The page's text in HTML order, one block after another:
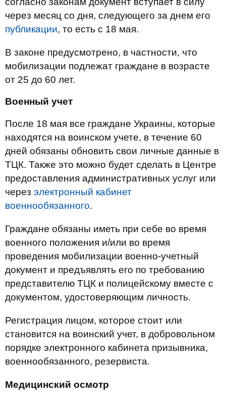
через месяц со дня, следующего за днем его
публикации, то есть с 18 мая.
В законе предусмотрено, в частности, что
мобилизации подлежат граждане в возрасте
от 25 до 60 лет.
Военный учет
После 18 мая все граждане Украины, которые
находятся на воинском учете, в течение 60
дней обязаны обновить свои личные данные в
ТЦК. Также это можно будет сделать в Центре
предоставления административных услуг или
через электронный кабинет
военнообязанного.
Граждане обязаны иметь при себе во время
военного положения и/или во время
проведения мобилизации военно-учетный
документ и предъявлять его по требованию
представителю ТЦК и полицейскому вместе с
документом, удостоверяющим личность.
Регистрация лицом, которое стоит или
становится на воинский учет, в добровольном
порядке электронного кабинета призывника,
военнообязанного, резервиста.
Медицинский осмотр